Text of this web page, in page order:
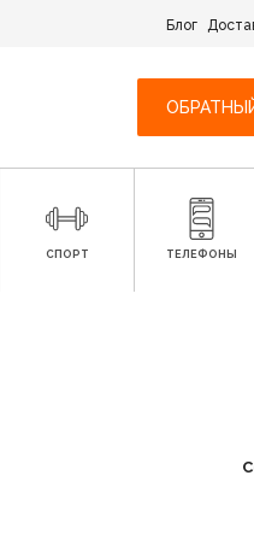
Блог
СПОРТ ТЕЛЕФОНЫ